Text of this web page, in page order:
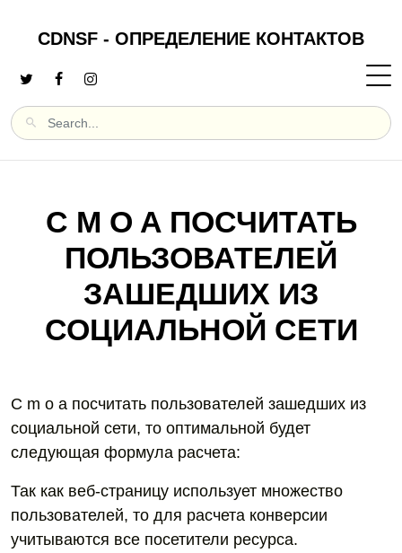
CDNSF - ОПРЕДЕЛЕНИЕ КОНТАКТОВ
C M O A ПОСЧИТАТЬ
ПОЛЬЗОВАТЕЛЕЙ
ЗАШЕДШИХ ИЗ
СОЦИАЛЬНОЙ СЕТИ
C m o a посчитать пользователей зашедших из
социальной сети, то оптимальной будет
следующая формула расчета:
Так как веб-страницу использует множество
пользователей, то для расчета конверсии
учитываются все посетители ресурса.